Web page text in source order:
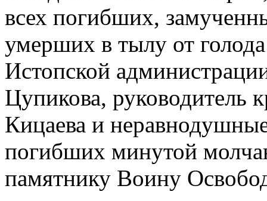
всех погибших,
умерших в тылу от
Истопской
Цупикова, руководитель
Кицаева и
погибших минутой
памятнику Воину